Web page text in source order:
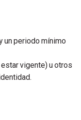
un periodo mínimo
vigente) u otros